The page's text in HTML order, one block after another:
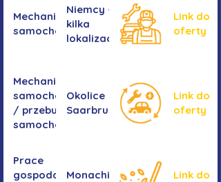
Mechanika
samochodowa
Niemcy -
kilka
lokalizacji
Link do
oferty
Mechanika
samochodowa
/ przebudowa
samochodów
Okolice
Saarbrucken
Link do
oferty
Prace
gospodarcze -Monachium,
Link do